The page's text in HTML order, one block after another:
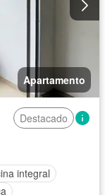
Apartamento
Destacado
integral